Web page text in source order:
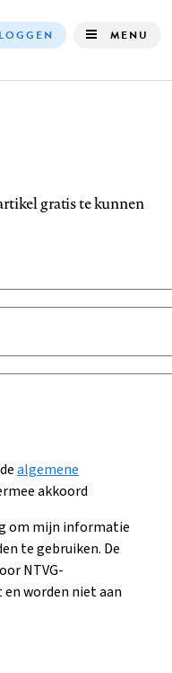
MENU
gratis te kunnen
algemene
akkoord
om mijn informatie
te gebruiken. De
NTVG-
worden niet aan